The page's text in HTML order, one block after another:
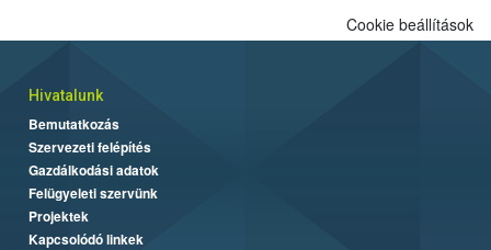
Cookie beállítások
Hivatalunk
Bemutatkozás
Szervezeti felépítés
Gazdálkodási adatok
Felügyeleti szervünk
Projektek
Kapcsolódó linkek